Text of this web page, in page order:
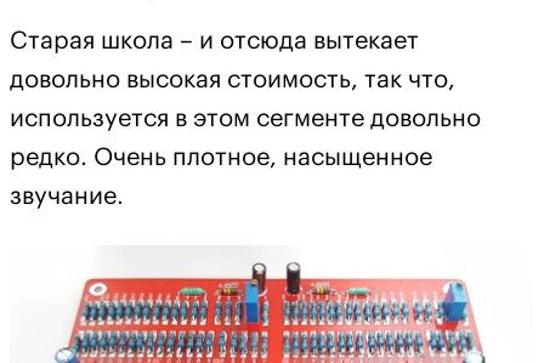
Старая школа – и отсюда вытекает
довольно высокая стоимость, так что,
используется в этом сегменте довольно
редко. Очень плотное, насыщенное
звучание.